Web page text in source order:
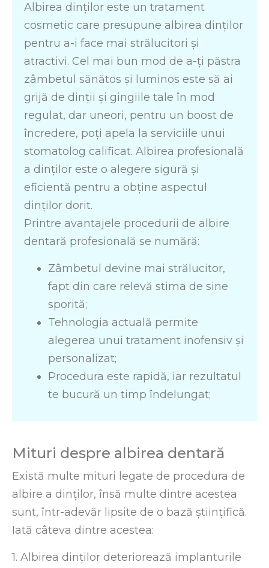
Albirea dinților este un tratament
cosmetic care presupune albirea dinților
pentru a-i face mai strălucitori și
atractivi. Cel mai bun mod de a-ți păstra
zâmbetul sănătos și luminos este să ai
grijă de dinții și gingiile tale în mod
regulat, dar uneori, pentru un boost de
încredere, poți apela la serviciile unui
stomatolog calificat. Albirea profesională
a dinților este o alegere sigură și
eficientă pentru a obține aspectul
dinților dorit.
Printre avantajele procedurii de albire
dentară profesională se numără:
Zâmbetul devine mai strălucitor,
fapt din care relevă stima de sine
sporită;
Tehnologia actuală permite
alegerea unui tratament inofensiv și
personalizat;
Procedura este rapidă, iar rezultatul
te bucură un timp îndelungat;
Mituri despre albirea dentară
Există multe mituri legate de procedura de
albire a dinților, însă multe dintre acestea
sunt, într-adevăr lipsite de o bază științifică.
Iată câteva dintre acestea:
1. Albirea dinților deteriorează implanturile